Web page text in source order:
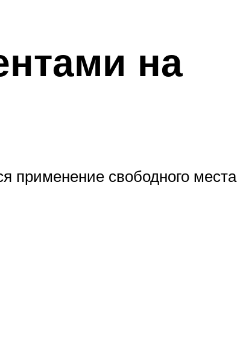
на
применение свободного места